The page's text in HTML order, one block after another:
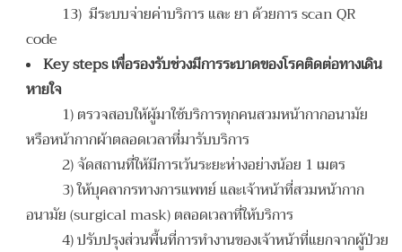
13) มีระบบจ่ายค่าบริการ และ ยา ด้วยการ scan QR
code
Key steps เพื่อรองรับช่วงมีการระบาดของโรคติดต่อทางเดิน
หายใจ
1) ตรวจสอบให้ผู้มาใช้บริการทุกคนสวมหน้ากากอนามัย
หรือหน้ากากผ้าตลอดเวลาที่มารับบริการ
2) จัดสถานที่ให้มีการเว้นระยะห่างอย่างน้อย 1 เมตร
3) ให้บุคลากรทางการแพทย์ และเจ้าหน้าที่สวมหน้ากาก
อนามัย (surgical mask) ตลอดเวลาที่ให้บริการ
4) ปรับปรุงส่วนพื้นที่การทำงานของเจ้าหน้าที่แยกจากผู้ป่วย